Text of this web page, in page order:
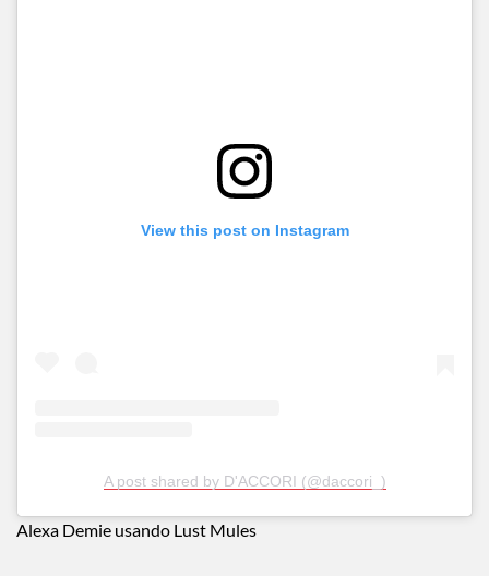
View this post on Instagram
A post shared by D'ACCORI (@daccori_)
Alexa Demie usando Lust Mules